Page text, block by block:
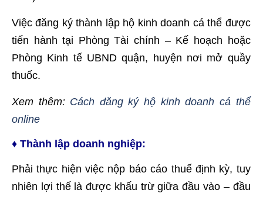
Việc đăng ký thành lập hộ kinh doanh cá thể được
tiến hành tại Phòng Tài chính – Kế hoạch hoặc
Phòng Kinh tế UBND quận, huyện nơi mở quầy
thuốc.
Xem thêm: Cách đăng ký hộ kinh doanh cá thể
online
♦ Thành lập doanh nghiệp:
Phải thực hiện việc nộp báo cáo thuế định kỳ, tuy
nhiên lợi thế là được khấu trừ giữa đầu vào – đầu